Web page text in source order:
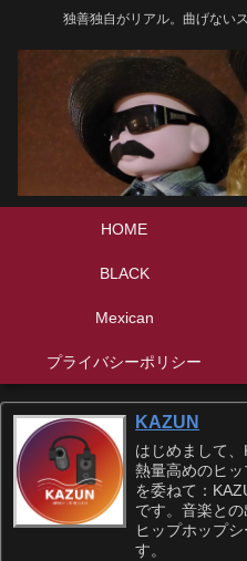
独善独自がリアル。曲げない
HOME
BLACK
Mexican
プライバシーポリシー
KAZUN
はじめまして
熱量高めのヒ
を委ねて：
です。音楽と
ヒップホップ
す。